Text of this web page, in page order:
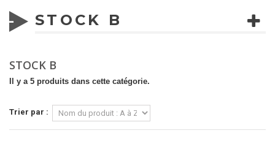
STOCK B
STOCK B
Il y a 5 produits dans cette catégorie.
Trier par :